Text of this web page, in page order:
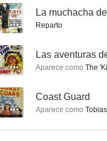
The League of Frightened Men
--
7.0 La muchacha
Reparto
-- Las aventuras
Aparece como The
-- Coast Guard
Aparece como